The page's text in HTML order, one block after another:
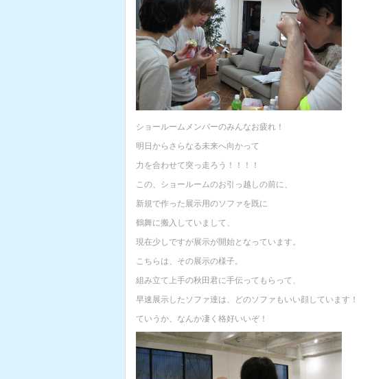
ショールームメンバーのみんなお疲れ！
明日からさらなる未来へ向かって
力を合わせて突っ走ろう！！！！
この、ショールームのお引っ越しの前に、
新規で作った展示用のソファを既に
鶴舞に搬入していまして、
現在少しですが展示が開始となっています。
こちらは、その展示の様子。
組み立て上手の秋田君に手伝ってもらって、
早速展示したソファ達は、どのソファもいい顔しています！
ていうか、なんか凄く格好いいぞ！